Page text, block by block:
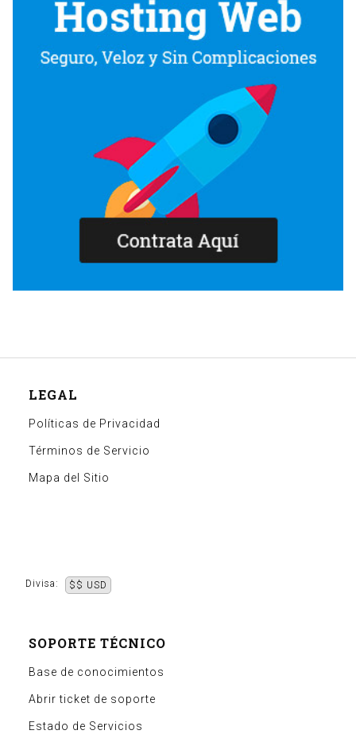
LEGAL
Políticas de Privacidad
Términos de Servicio
Mapa del Sitio
Divisa: $$ USD
SOPORTE TÉCNICO
Base de conocimientos
Abrir ticket de soporte
Estado de Servicios